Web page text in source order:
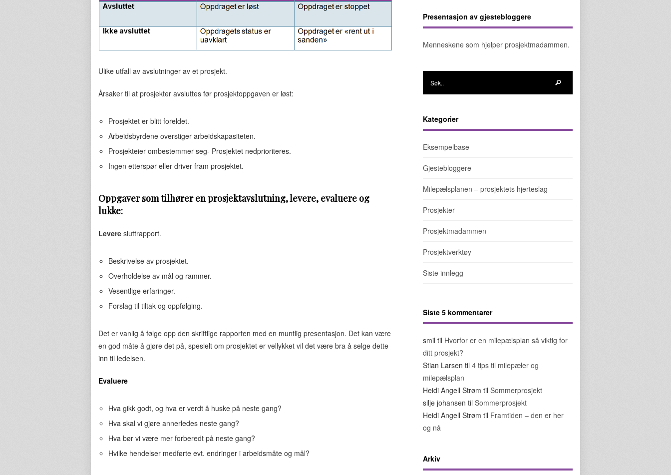
Ulike utfall av avslutninger av et prosjekt.
Årsaker til at prosjekter avsluttes før prosjektoppgaven er løst:
Prosjektet er blitt foreldet.
Arbeidsbyrdene overstiger arbeidskapasiteten.
Prosjekteier ombestemmer seg- Prosjektet nedprioriteres.
Ingen etterspør eller driver fram prosjektet.
Oppgaver som tilhører en prosjektavslutning, levere, evaluere og
lukke:
Levere sluttrapport.
Beskrivelse av prosjektet.
Overholdelse av mål og rammer.
Vesentlige erfaringer.
Forslag til tiltak og oppfølging.
Det er vanlig å følge opp den skriftlige rapporten med en muntlig presentasjon. Det kan være
en god måte å gjøre det på, spesielt om prosjektet er vellykket vil det være bra å selge dette
inn til ledelsen.
Evaluere
Hva gikk godt, og hva er verdt å huske på neste gang?
Hva skal vi gjøre annerledes neste gang?
Hva bør vi være mer forberedt på neste gang?
Hvilke hendelser medførte evt. endringer i arbeidsmåte og mål?
Presentasjon av gjestebloggere
Menneskene som hjelper prosjektmadammen.
Kategorier
Eksempelbase
Gjestebloggere
Milepælsplanen – prosjektets hjerteslag
Prosjekter
Prosjektmadammen
Prosjektverktøy
Siste innlegg
Siste 5 kommentarer
smil til Hvorfor er en milepælsplan så viktig for
ditt prosjekt?
Stian Larsen til 4 tips til milepæler og
milepælsplan
Heidi Angell Strøm til Sommerprosjekt
silje johansen til Sommerprosjekt
Heidi Angell Strøm til Framtiden – den er her
og nå
Arkiv